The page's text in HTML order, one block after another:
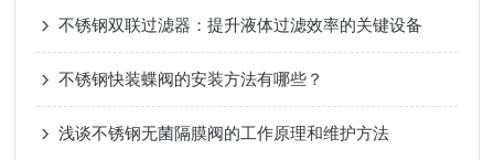
不锈钢双联过滤器：提升液体过滤效率的关键设备
不锈钢快装蝶阀的安装方法有哪些？
浅谈不锈钢无菌隔膜阀的工作原理和维护方法